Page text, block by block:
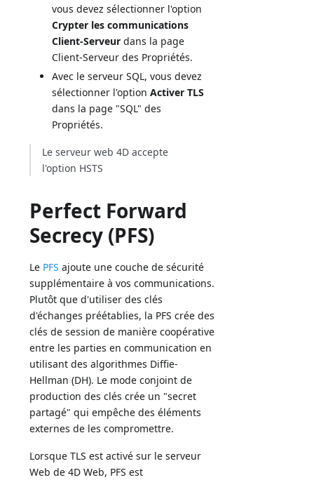
vous devez sélectionner l'option
Crypter les communications
Client-Serveur dans la page
Client-Serveur des Propriétés.
Avec le serveur SQL, vous devez
sélectionner l'optionActiver TLS
dans la page "SQL" des
Propriétés.
Le serveur web 4D accepte
l'option HSTS
Perfect Forward
Secrecy (PFS)
Le PFS ajoute une couche de sécurité
supplémentaire à vos communications.
Plutôt que d'utiliser des clés
d'échanges préétablies, la PFS crée des
clés de session de manière coopérative
entre les parties en communication en
utilisant des algorithmes Diffie-
Hellman (DH). Le mode conjoint de
production des clés crée un "secret
partagé" qui empêche des éléments
externes de les compromettre.
Lorsque TLS est activé sur le serveur
Web de 4D Web, PFS est